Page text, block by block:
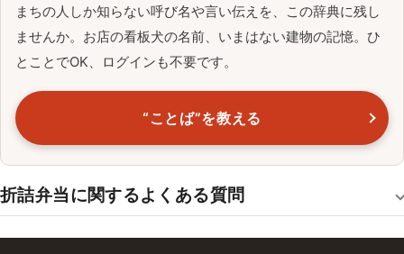
まちの人しか知らない呼び名や言い伝えを、この辞典に残し
ませんか。お店の看板犬の名前、いまはない建物の記憶。ひ
とことでOK、ログインも不要です。
“ことば”を教える
折詰弁当に関するよくある質問